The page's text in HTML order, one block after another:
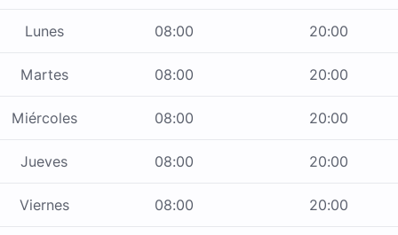
Lunes 08:00 20:00
Martes 08:00 20:00
Miércoles 08:00 20:00
Jueves 08:00 20:00
Viernes 08:00 20:00